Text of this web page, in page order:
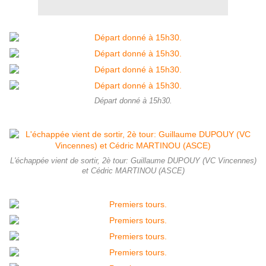
Départ donné à 15h30.
L'échappée vient de sortir, 2è tour: Guillaume DUPOUY (VC Vincennes)
et Cédric MARTINOU (ASCE)